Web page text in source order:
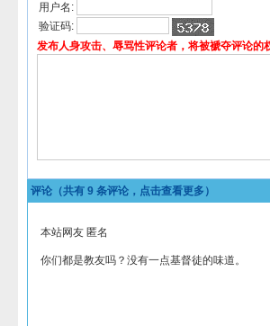
用户名:
验证码:
发布人身攻击、辱骂性评论者，将被褫夺评论的
评论（共有 9 条评论，点击查看更多）
本站网友 匿名
你们都是教友吗？没有一点基督徒的味道。